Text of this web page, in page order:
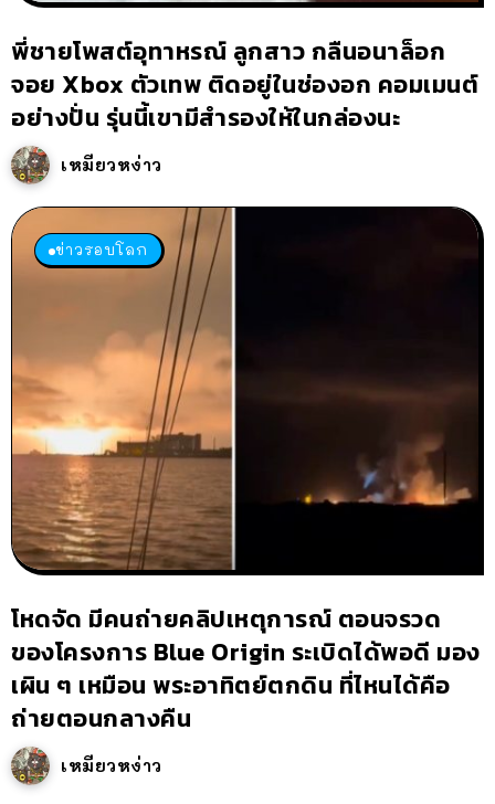
พี่ชายโพสต์อุทาหรณ์ ลูกสาว กลืนอนาล็อก
จอย Xbox ตัวเทพ ติดอยู่ในช่องอก คอมเมนต์
อย่างปั่น รุ่นนี้เขามีสำรองให้ในกล่องนะ
เหมียวหง่าว
ข่าวรอบโลก
โหดจัด มีคนถ่ายคลิปเหตุการณ์ ตอนจรวด
ของโครงการ Blue Origin ระเบิดได้พอดี มอง
เผิน ๆ เหมือน พระอาทิตย์ตกดิน ที่ไหนได้คือ
ถ่ายตอนกลางคืน
เหมียวหง่าว